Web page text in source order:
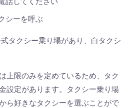
シーを呼ぶ
タクシー乗り場があり、白タクシ
上限のみを定めているため、タク
設定があります。タクシー乗り場
ら好きなタクシーを選ぶことがで